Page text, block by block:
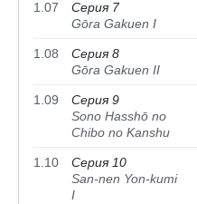
1.07
Серия 7
Gōra Gakuen I
1.08
Серия 8
Gōra Gakuen II
1.09
Серия 9
Sono Hasshō no
Chibo no Kanshu
1.10
Серия 10
San-nen Yon-kumi
I